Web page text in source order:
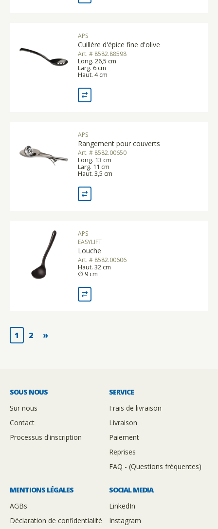
APS
Cuillère d'épice fine d'olive
Art. # 8582.88598
Long. 26,5 cm
Larg. 6 cm
Haut. 4 cm
APS
Rangement pour couverts
Art. # 8582.00650
Long. 13 cm
Larg. 11 cm
Haut. 3,5 cm
APS
EASYLIFT
Louche
Art. # 8582.00606
Haut. 32 cm
∅ 9 cm
1 2 »
SOUS NOUS
Sur nous
Contact
Processus d'inscription
SERVICE
Frais de livraison
Livraison
Paiement
Reprises
FAQ - (Questions fréquentes)
MENTIONS LÉGALES
AGBs
Déclaration de confidentialité
SOCIAL MEDIA
LinkedIn
Instagram